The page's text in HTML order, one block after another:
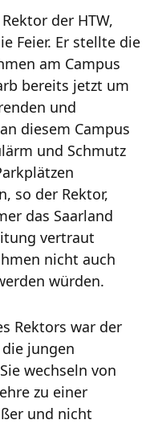
der HTW,
Feier. Er stellte die
am Campus
bereits jetzt um
und
diesem Campus
und Schmutz
so der Rektor,
das Saarland
vertraut
nicht auch
würden.
Rektors war der
jungen
wechseln von
zu einer
und nicht